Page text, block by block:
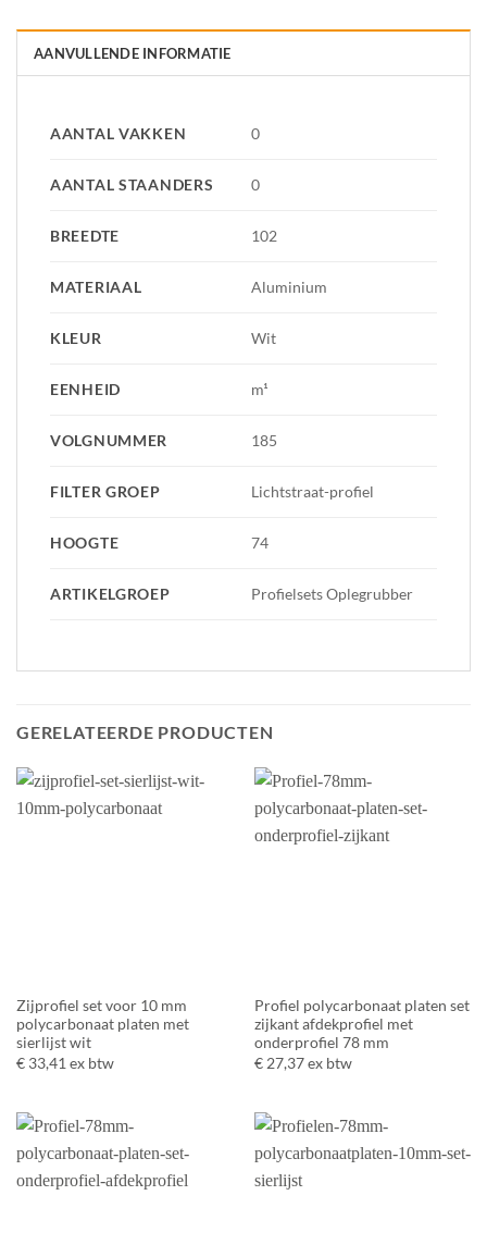
AANVULLENDE INFORMATIE
AANTAL VAKKEN 0
AANTAL STAANDERS 0
BREEDTE 102
MATERIAAL Aluminium
KLEUR Wit
EENHEID m¹
VOLGNUMMER 185
FILTER GROEP Lichtstraat-profiel
HOOGTE 74
ARTIKELGROEP Profielsets Oplegrubber
GERELATEERDE PRODUCTEN
Zijprofiel set voor 10 mm
polycarbonaat platen met
sierlijst wit
€33,41 ex btw
Profiel polycarbonaat platen set
zijkant afdekprofiel met
onderprofiel 78 mm
€27,37 ex btw